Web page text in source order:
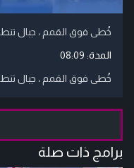
خُطى فوق القمم ، جبال
المدة: 08:09
خُطى فوق القمم ، جبال
برامج ذات صلة